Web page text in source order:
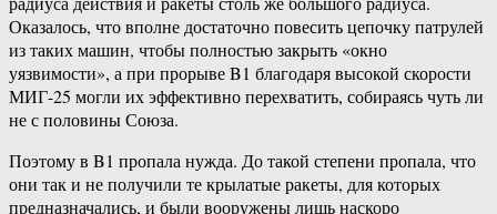
Оказалось, что вполне достаточно повесить цепочку патрулей
из таких машин, чтобы полностью закрыть «окно
уязвимости», а при прорыве B1 благодаря высокой скорости
МИГ-25 могли их эффективно перехватить, собираясь чуть ли
не с половины Союза.
Поэтому в B1 пропала нужда. До такой степени пропала, что
они так и не получили те крылатые ракеты, для которых
предназначались, и были вооружены лишь наскоро